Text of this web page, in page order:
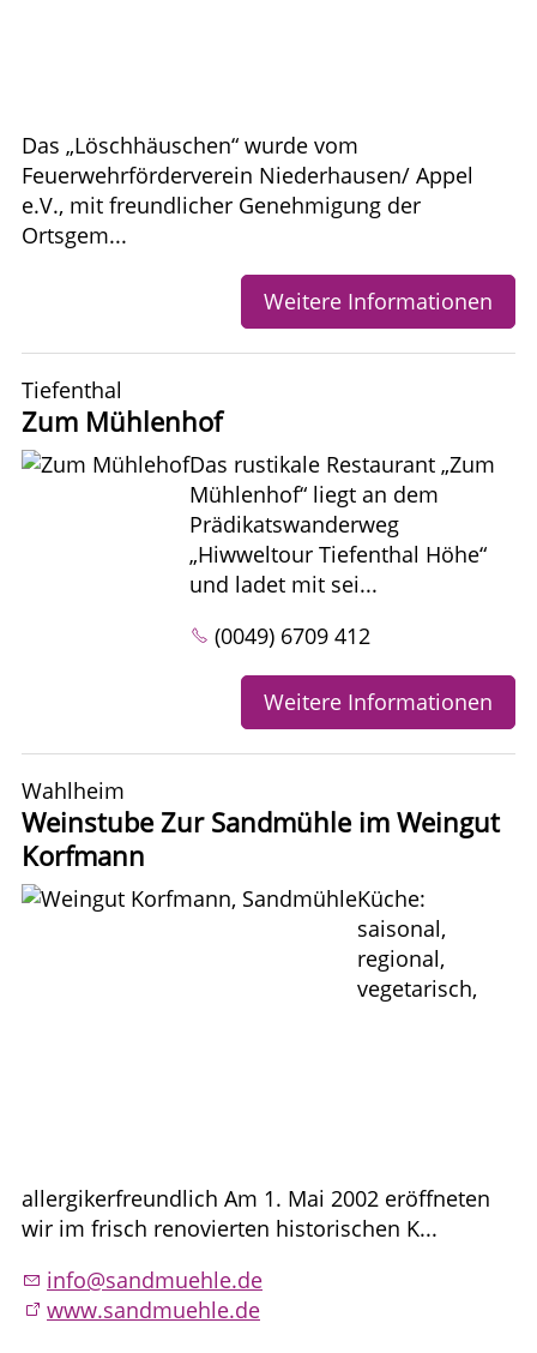
Das „Löschhäuschen“ wurde vom
Feuerwehrförderverein Niederhausen/ Appel
e.V., mit freundlicher Genehmigung der
Ortsgem...
Weitere Informationen
Tiefenthal
Zum Mühlenhof
Das rustikale Restaurant „Zum
Mühlenhof“ liegt an dem
Prädikatswanderweg
„Hiwweltour Tiefenthal Höhe“
und ladet mit sei...
(0049) 6709 412
Weitere Informationen
Wahlheim
Weinstube Zur Sandmühle im Weingut
Korfmann
Küche:
saisonal,
regional,
vegetarisch,
allergikerfreundlich Am 1. Mai 2002 eröffneten
wir im frisch renovierten historischen K...
info@sandmuehle.de
www.sandmuehle.de